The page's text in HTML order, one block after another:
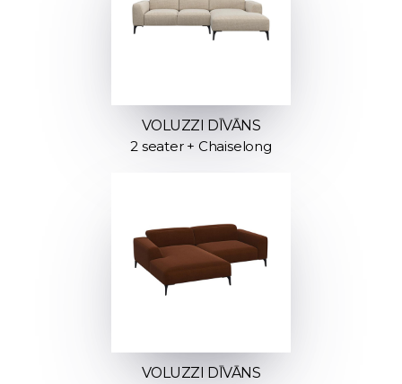
VOLUZZI DĪVĀNS
2 seater + Chaiselong
VOLUZZI DĪVĀNS